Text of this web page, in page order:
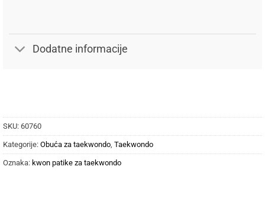
Dodatne informacije
SKU: 60760
Kategorije: Obuća za taekwondo, Taekwondo
Oznaka: kwon patike za taekwondo